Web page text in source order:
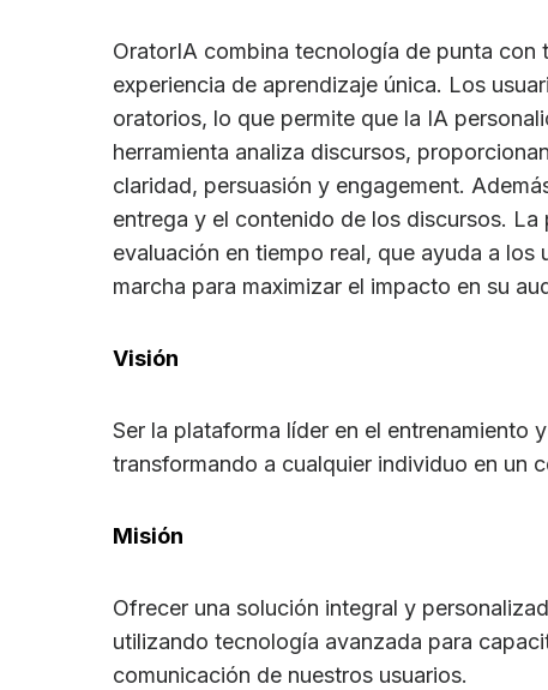
OratorIA combina tecnología de punta
experiencia de aprendizaje única. Los
oratorios, lo que permite que la IA
herramienta analiza discursos,
claridad, persuasión y engagement.
entrega y el contenido de los discursos.
evaluación en tiempo real, que ayuda a
marcha para maximizar el impacto en su
Visión
Ser la plataforma líder en el entrenamiento
transformando a cualquier individuo en un
Misión
Ofrecer una solución integral y
utilizando tecnología avanzada para
comunicación de nuestros usuarios.